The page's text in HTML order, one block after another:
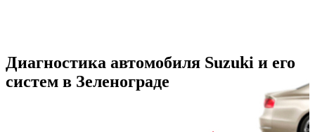
Диагностика автомобиля Suzuki и его
систем в Зеленограде